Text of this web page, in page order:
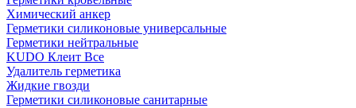
Химический анкер
Герметики силиконовые универсальные
Герметики нейтральные
KUDO Клеит Все
Удалитель герметика
Жидкие гвозди
Герметики силиконовые санитарные